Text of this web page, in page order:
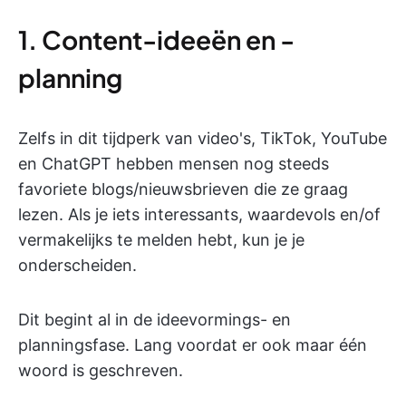
1. Content-ideeën en -
planning
Zelfs in dit tijdperk van video's, TikTok, YouTube
en ChatGPT hebben mensen nog steeds
favoriete blogs/nieuwsbrieven die ze graag
lezen. Als je iets interessants, waardevols en/of
vermakelijks te melden hebt, kun je je
onderscheiden.
Dit begint al in de ideevormings- en
planningsfase. Lang voordat er ook maar één
woord is geschreven.